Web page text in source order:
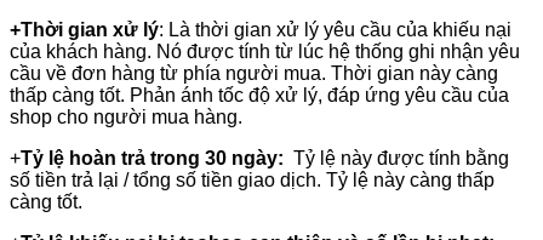
+Thời gian xử lý: Là thời gian xử lý yêu cầu của khiếu nại
của khách hàng. Nó được tính từ lúc hệ thống ghi nhận yêu
cầu về đơn hàng từ phía người mua. Thời gian này càng
thấp càng tốt. Phản ánh tốc độ xử lý, đáp ứng yêu cầu của
shop cho người mua hàng.
+Tỷ lệ hoàn trả trong 30 ngày: Tỷ lệ này được tính bằng
số tiền trả lại / tổng số tiền giao dịch. Tỷ lệ này càng thấp
càng tốt.